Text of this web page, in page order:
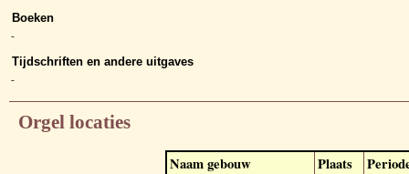
Boeken
-
Tijdschriften en andere uitgaves
-
Orgel locaties
Naam gebouw Plaats